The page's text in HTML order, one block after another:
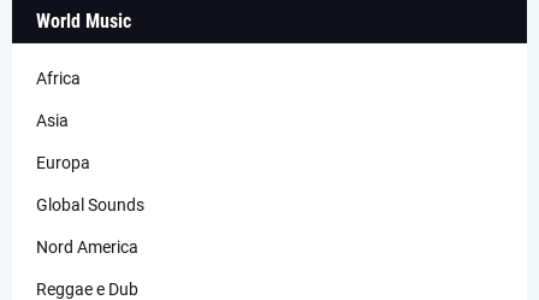
World Music
Africa
Asia
Europa
Global Sounds
Nord America
Reggae e Dub